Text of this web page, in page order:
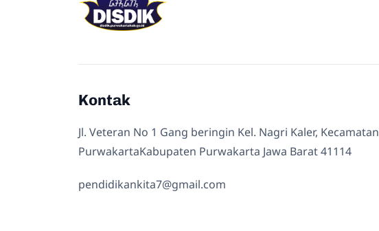
Kontak
Jl. Veteran No 1 Gang beringin Kel. Nagri Kaler, Kecamatan
PurwakartaKabupaten Purwakarta Jawa Barat 41114
pendidikankita7@gmail.com